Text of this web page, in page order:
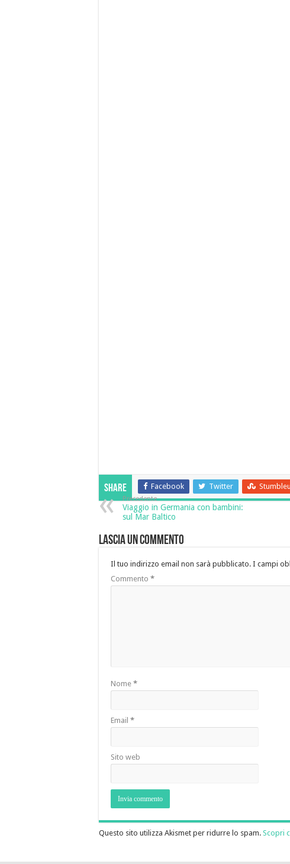
Share Facebook Twitter
Precedente
Viaggio in Germania con bambini:
sul Mar Baltico
Lascia un commento
Il tuo indirizzo email non sarà pubblicato. I campi
Commento *
Nome *
Email *
Sito web
Questo sito utilizza Akismet per ridurre lo spam. Scopri